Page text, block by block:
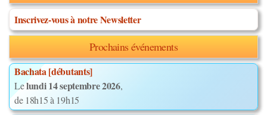
Inscrivez-vous à notre Newsletter
Prochains événements
Bachata [débutants]
Lelundi 14 septembre 2026,
de 18h15 à 19h15